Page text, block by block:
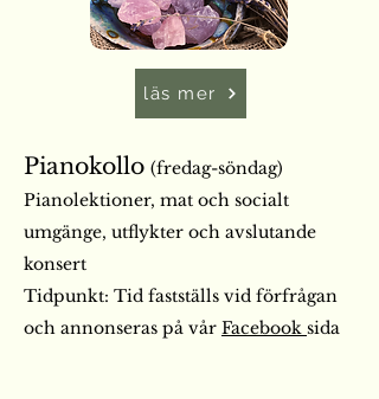
läs mer
Pianokollo (fredag-söndag)
Pianolektioner, mat och socialt
umgänge, utflykter och avslutande
konsert
Tidpunkt: Tid fastställs vid förfrågan
och annonseras på vår Facebook sida